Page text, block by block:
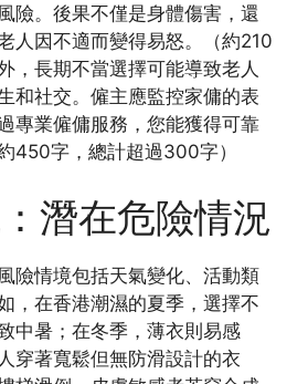
險。後果不僅是身體傷害，還
人因不適而變得易怒。（約210
，長期不當選擇可能導致老人
和社交。僱主應監控家傭的表
專業僱傭服務，您能獲得可靠
450字，總計超過300字）
潛在危險情況
險情境包括天氣變化、活動類
，在香港潮濕的夏季，選擇不
中暑；在冬季，薄衣則易感
穿著寬鬆但無防滑設計的衣